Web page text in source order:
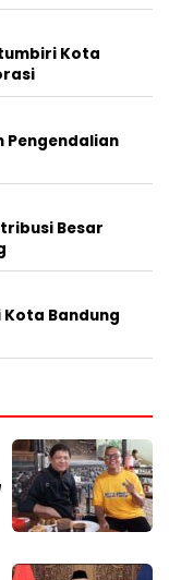
Kota
Pengendalian
Besar
Bandung